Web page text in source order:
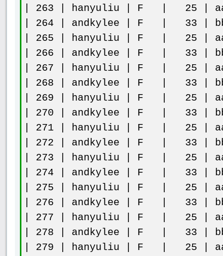
| 263 | hanyuliu | F | 25 |
| 264 | andkylee | F | 33 |
| 265 | hanyuliu | F | 25 |
| 266 | andkylee | F | 33 |
| 267 | hanyuliu | F | 25 |
| 268 | andkylee | F | 33 |
| 269 | hanyuliu | F | 25 |
| 270 | andkylee | F | 33 |
| 271 | hanyuliu | F | 25 |
| 272 | andkylee | F | 33 |
| 273 | hanyuliu | F | 25 |
| 274 | andkylee | F | 33 |
| 275 | hanyuliu | F | 25 |
| 276 | andkylee | F | 33 |
| 277 | hanyuliu | F | 25 |
| 278 | andkylee | F | 33 |
| 279 | hanyuliu | F | 25 |